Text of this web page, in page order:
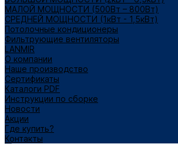
МАЛОЙ МОЩНОСТИ (500Вт – 800Вт)
СРЕДНЕЙ МОЩНОСТИ (1кВт - 1,5кВт)
Потолочные кондиционеры
Фильтрующие вентиляторы
LANMIR
О компании
Наше производство
Сертификаты
Каталоги PDF
Инструкции по сборке
Новости
Акции
Где купить?
Контакты